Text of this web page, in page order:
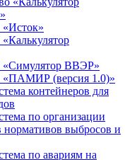
ВВЭР»
(версия 1.0)»
контейнеров для
по организации
нормативов выбросов и
по авариям на